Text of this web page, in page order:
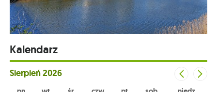
Kalendarz
Sierpień2026